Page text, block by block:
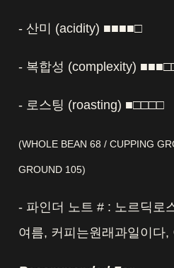
- 산미 (acidity) ■■■■□
- 복합성 (complexity)
- 로스팅 (roasting) ■□□□□
(WHOLE BEAN 68 / CUPPING
GROUND 105)
- 파인더 노트 # : 노르딕로
여름, 커피는원래과일이다,